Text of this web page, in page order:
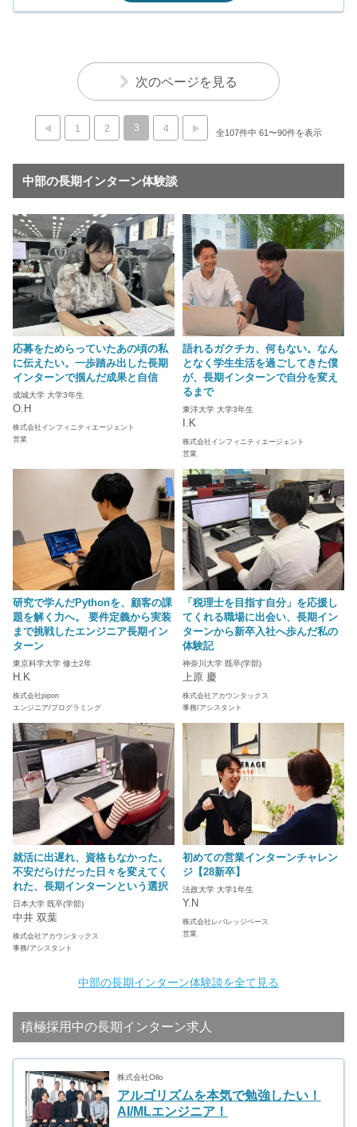
次のページを見る
1 2 3 4 全107件中 61〜90件を表示
中部の長期インターン体験談
応募をためらっていたあの頃の私
に伝えたい。一歩踏み出した長期
インターンで掴んだ成果と自信
成城大学 大学3年生
O.H
株式会社インフィニティエージェント
営業
語れるガクチカ、何もない。なん
となく学生生活を過ごしてきた僕
が、長期インターンで自分を変え
るまで
東洋大学 大学3年生
I.K
株式会社インフィニティエージェント
営業
研究で学んだPythonを、顧客の課
題を解く力へ。 要件定義から実装
まで挑戦したエンジニア長期イン
ターン
東京科学大学 修士2年
H.K
株式会社pipon
エンジニア/プログラミング
「税理士を目指す自分」を応援し
てくれる職場に出会い、長期イン
ターンから新卒入社へ歩んだ私の
体験記
神奈川大学 既卒(学部)
上原 慶
株式会社アカウンタックス
事務/アシスタント
就活に出遅れ、資格もなかった。
不安だらけだった日々を変えてく
れた、長期インターンという選択
日本大学 既卒(学部)
中井 双葉
株式会社アカウンタックス
事務/アシスタント
初めての営業インターンチャレン
ジ【28新卒】
法政大学 大学1年生
Y.N
株式会社レバレッジベース
営業
中部の長期インターン体験談を全て見る
積極採用中の長期インターン求人
株式会社Ollo
アルゴリズムを本気で勉強したい！
AI/MLエンジニア！